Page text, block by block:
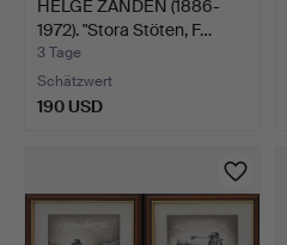
HELGE ZANDÉN (1886-
1972). "Stora Stöten, F…
3 Tage
Schätzwert
190 USD